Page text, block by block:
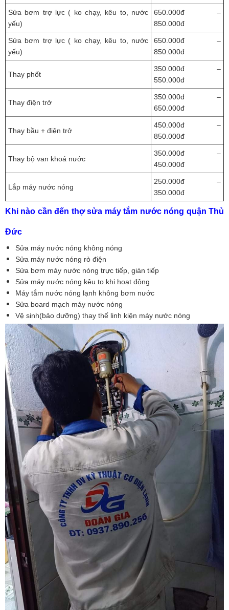
Sửa bơm trợ lực ( ko chạy, kêu to, nước
yếu)
650.000đ –
850.000đ
Sửa bơm trợ lực ( ko chạy, kêu to, nước
yếu)
650.000đ –
850.000đ
Thay phốt
350.000đ –
550.000đ
Thay điện trở
350.000đ –
650.000đ
Thay bầu + điện trở
450.000đ –
850.000đ
Thay bộ van khoá nước
350.000đ –
450.000đ
Lắp máy nước nóng
250.000đ –
350.000đ
Khi nào cần đến thợ sửa máy tắm nước nóng quận Thủ
Đức
Sửa máy nước nóng không nóng
Sửa máy nước nóng rò điện
Sửa bơm máy nước nóng trực tiếp, gián tiếp
Sửa máy nước nóng kêu to khi hoạt động
Máy tắm nước nóng lạnh không bơm nước
Sửa board mạch máy nước nóng
Vệ sinh(bảo dưỡng) thay thế linh kiện máy nước nóng